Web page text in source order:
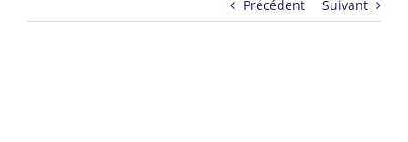
Précédent Suivant